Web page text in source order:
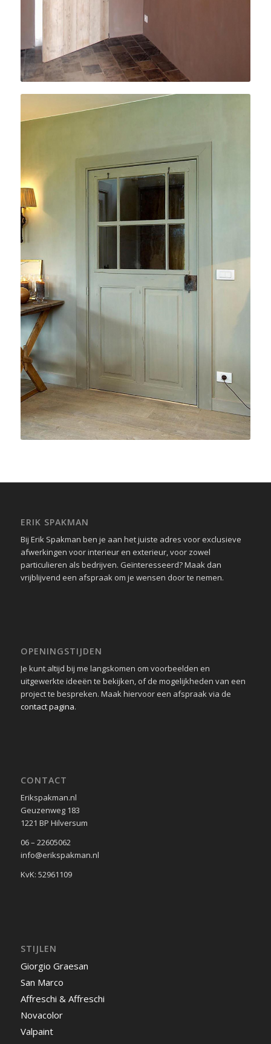
ERIK SPAKMAN
Bij Erik Spakman ben je aan het juiste adres voor exclusieve
afwerkingen voor interieur en exterieur, voor zowel
particulieren als bedrijven. Geïnteresseerd? Maak dan
vrijblijvend een afspraak om je wensen door te nemen.
OPENINGSTIJDEN
Je kunt altijd bij me langskomen om voorbeelden en
uitgewerkte ideeën te bekijken, of de mogelijkheden van een
project te bespreken. Maak hiervoor een afspraak via de
contact pagina.
CONTACT
Erikspakman.nl
Geuzenweg 183
1221 BP Hilversum
06 – 22605062
info@erikspakman.nl
KvK: 52961109
STIJLEN
Giorgio Graesan
San Marco
Affreschi & Affreschi
Novacolor
Valpaint